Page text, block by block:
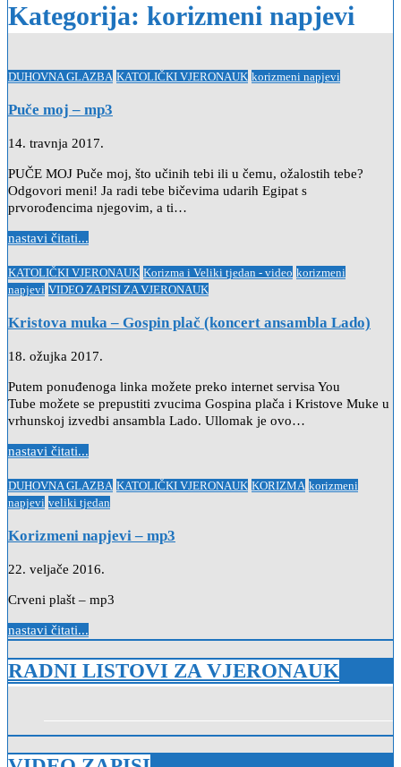
Kategorija: korizmeni napjevi
Posted
DUHOVNA GLAZBA KATOLIČKI VJERONAUK korizmeni napjevi
Puče moj – mp3
14. travnja 2017.
PUČE MOJ Puče moj, što učinih tebi ili u čemu, ožalostih tebe?
Odgovori meni! Ja radi tebe bičevima udarih Egipat s
prvorođencima njegovim, a ti…
nastavi čitati...
Posted
in
KATOLIČKI VJERONAUK Korizma i Veliki tjedan - video korizmeni
napjevi VIDEO ZAPISI ZA VJERONAUK
Kristova muka – Gospin plač (koncert ansambla Lado)
18. ožujka 2017.
Putem ponuđenoga linka možete preko internet servisa You
Tube možete se prepustiti zvucima Gospina plača i Kristove Muke u
vrhunskoj izvedbi ansambla Lado. Ullomak je ovo…
nastavi čitati...
Posted
in
DUHOVNA GLAZBA KATOLIČKI VJERONAUK KORIZMA korizmeni
napjevi veliki tjedan
Korizmeni napjevi – mp3
22. veljače 2016.
Crveni plašt – mp3
nastavi čitati...
RADNI LISTOVI ZA VJERONAUK